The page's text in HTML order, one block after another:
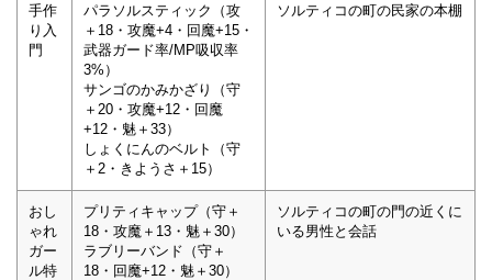
手作
り入
門
パラソルスティック（攻
＋18・攻魔+4・回魔+15・
武器ガード率/MP吸収率
3%）
サンゴのかみかざり（守
＋20・攻魔+12・回魔
+12・魅＋33）
しょくにんのベルト（守
＋2・きようさ＋15）
ソルティコの町の民家の本棚
おし
ゃれ
ガー
ル特
プリティキャップ（守＋
18・攻魔＋13・魅＋30）
ラブリーバンド（守＋
18・回魔+12・魅＋30）
ソルティコの町の門の近くに
いる男性と会話